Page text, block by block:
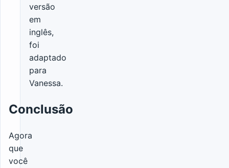
versão
em
inglês,
foi
adaptado
para
Vanessa.
Conclusão
Agora
que
você